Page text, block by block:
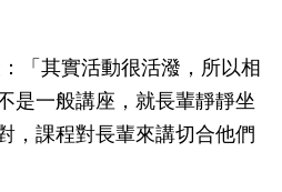
「其實活動很活潑，所以相
是一般講座，就長輩靜靜坐
，課程對長輩來講切合他們